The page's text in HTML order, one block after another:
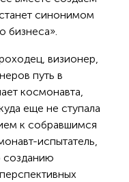
синонимом
бизнеса».
визионер,
путь в
космонавта,
еще не ступала
к собравшимся
испытатель,
созданию